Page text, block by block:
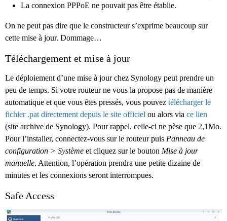
La connexion PPPoE ne pouvait pas être établie.
On ne peut pas dire que le constructeur s’exprime beaucoup sur
cette mise à jour. Dommage…
Téléchargement et mise à jour
Le déploiement d’une mise à jour chez Synology peut prendre un
peu de temps. Si votre routeur ne vous la propose pas de manière
automatique et que vous êtes pressés, vous pouvez télécharger le
fichier .pat directement depuis le site officiel ou alors via ce lien
(site archive de Synology). Pour rappel, celle-ci ne pèse que 2,1Mo.
Pour l’installer, connectez-vous sur le routeur puis Panneau de
configuration > Système et cliquez sur le bouton Mise à jour
manuelle. Attention, l’opération prendra une petite dizaine de
minutes et les connexions seront interrompues.
Safe Access